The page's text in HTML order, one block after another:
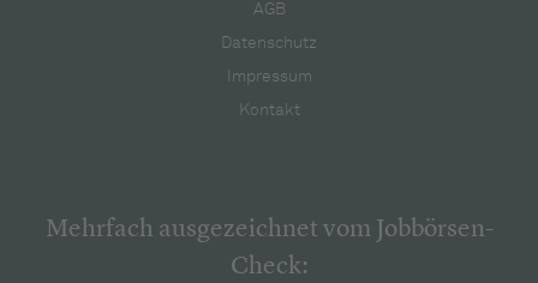
AGB
Datenschutz
Impressum
Kontakt
Mehrfach ausgezeichnet vom Jobbörsen-
Check: